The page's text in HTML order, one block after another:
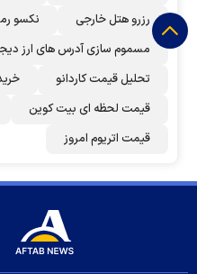
رزرو هتل خارجی
نکسو
مسموم سازی آدرس های ارز
تحلیل قیمت کاردانو
قیمت لحظه ای بیت کوین
قیمت اتریوم امروز